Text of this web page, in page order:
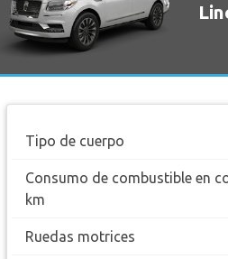
Tipo de cuerpo
Consumo de combustible en
km
Ruedas motrices